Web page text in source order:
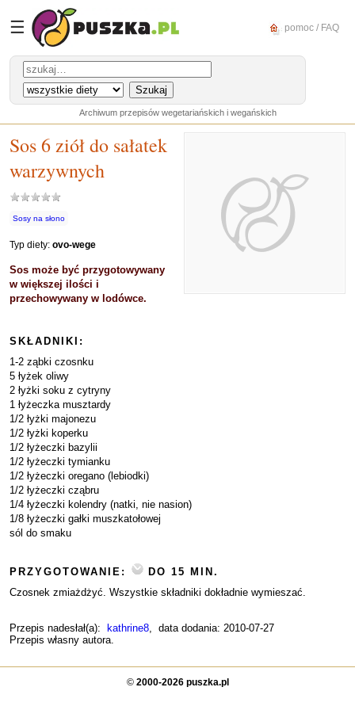
☰ pomoc / FAQ
Archiwum przepisów wegetariańskich i wegańskich
Sos 6 ziół do sałatek
warzywnych
Sosy na słono
Typ diety: ovo-wege
Sos może być przygotowywany
w większej ilości i
przechowywany w lodówce.
SKŁADNIKI:
1-2 ząbki czosnku
5 łyżek oliwy
2 łyżki soku z cytryny
1 łyżeczka musztardy
1/2 łyżki majonezu
1/2 łyżki koperku
1/2 łyżeczki bazylii
1/2 łyżeczki tymianku
1/2 łyżeczki oregano (lebiodki)
1/2 łyżeczki cząbru
1/4 łyżeczki kolendry (natki, nie nasion)
1/8 łyżeczki gałki muszkatołowej
sól do smaku
PRZYGOTOWANIE:
DO 15 MIN.
Czosnek zmiażdżyć. Wszystkie składniki dokładnie wymieszać.
Przepis nadesłał(a): kathrine8, data dodania: 2010-07-27
Przepis własny autora.
© 2000-2026 puszka.pl